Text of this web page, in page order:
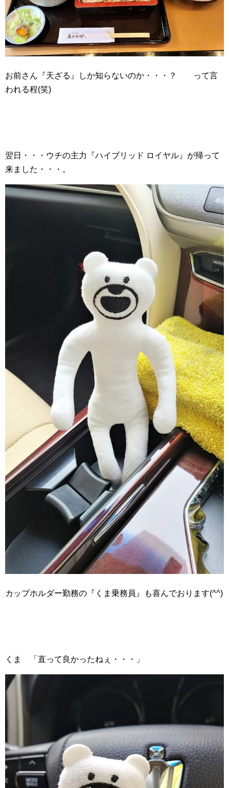
お前さん『天ざる』しか知らないのか・・・？ って言
われる程(笑)
翌日・・・ウチの主力『ハイブリッド ロイヤル』が帰って
来ました・・・。
カップホルダー勤務の『くま乗務員』も喜んでおります(^^)
くま 「直って良かったねぇ・・・」